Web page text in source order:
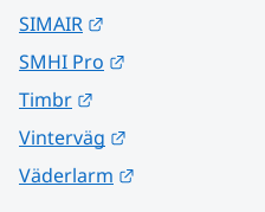
SIMAIR
SMHI Pro
Timbr
Vinterväg
Väderlarm